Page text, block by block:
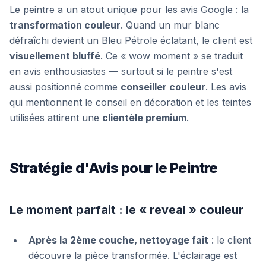
Le peintre a un atout unique pour les avis Google : la
transformation couleur. Quand un mur blanc
défraîchi devient un Bleu Pétrole éclatant, le client est
visuellement bluffé. Ce « wow moment » se traduit
en avis enthousiastes — surtout si le peintre s'est
aussi positionné comme conseiller couleur. Les avis
qui mentionnent le conseil en décoration et les teintes
utilisées attirent une clientèle premium.
Stratégie d'Avis pour le Peintre
Le moment parfait : le « reveal » couleur
Après la 2ème couche, nettoyage fait : le client
découvre la pièce transformée. L'éclairage est